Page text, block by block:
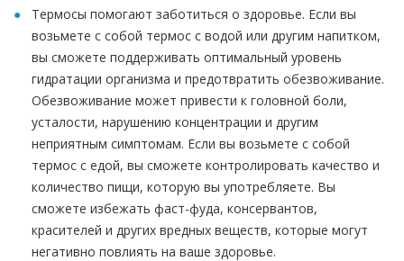
Термосы помогают заботиться о здоровье. Если вы
возьмете с собой термос с водой или другим напитком,
вы сможете поддерживать оптимальный уровень
гидратации организма и предотвратить обезвоживание.
Обезвоживание может привести к головной боли,
усталости, нарушению концентрации и другим
неприятным симптомам. Если вы возьмете с собой
термос с едой, вы сможете контролировать качество и
количество пищи, которую вы употребляете. Вы
сможете избежать фаст-фуда, консервантов,
красителей и других вредных веществ, которые могут
негативно повлиять на ваше здоровье.